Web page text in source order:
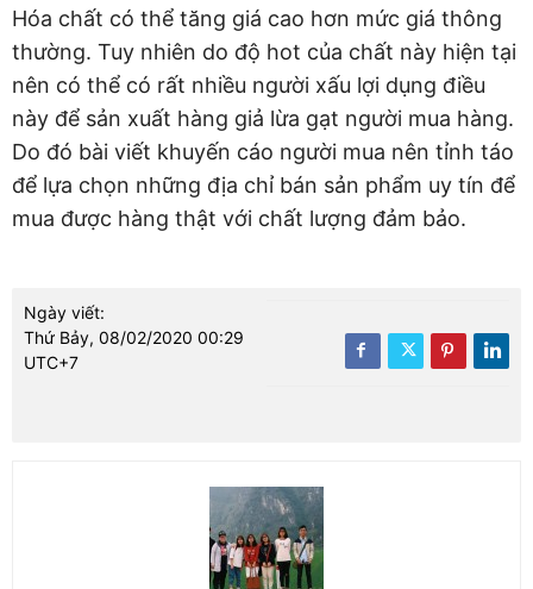
Hóa chất có thể tăng giá cao hơn mức giá thông
thường. Tuy nhiên do độ hot của chất này hiện tại
nên có thể có rất nhiều người xấu lợi dụng điều
này để sản xuất hàng giả lừa gạt người mua hàng.
Do đó bài viết khuyến cáo người mua nên tỉnh táo
để lựa chọn những địa chỉ bán sản phẩm uy tín để
mua được hàng thật với chất lượng đảm bảo.
Ngày viết:
Thứ Bảy, 08/02/2020 00:29
UTC+7